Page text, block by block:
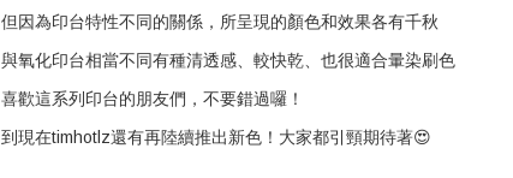
但因為印台特性不同的關係，所呈現的顏色和效果各有千秋
與氧化印台相當不同有種清透感、較快乾、也很適合暈染刷色
喜歡這系列印台的朋友們，不要錯過囉！
到現在timhotlz還有再陸續推出新色！大家都引頸期待著😍